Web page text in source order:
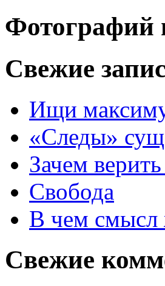
Фотографий
Свежие
Ищи
«Следы»
Зачем
Свобода
В чем смысл
Свежие